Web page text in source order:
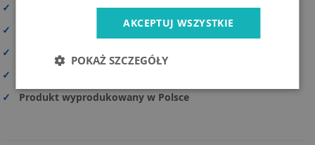
✓
Odporny na promieniowanie UV i trwałe kolory
✓
Możliwość personalizacji
✓
Bezpieczna dostawa
✓
✓
Produkt wyprodukowany w Polsce
AKCEPTUJ WSZYSTKIE
POKAŻ SZCZEGÓŁY